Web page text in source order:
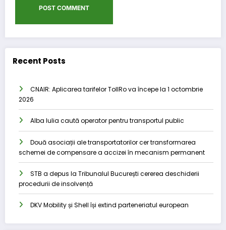
Recent Posts
CNAIR: Aplicarea tarifelor TollRo va începe la 1 octombrie
2026
Alba Iulia caută operator pentru transportul public
Două asociații ale transportatorilor cer transformarea
schemei de compensare a accizei în mecanism permanent
STB a depus la Tribunalul București cererea deschiderii
procedurii de insolvență
DKV Mobility și Shell își extind parteneriatul european